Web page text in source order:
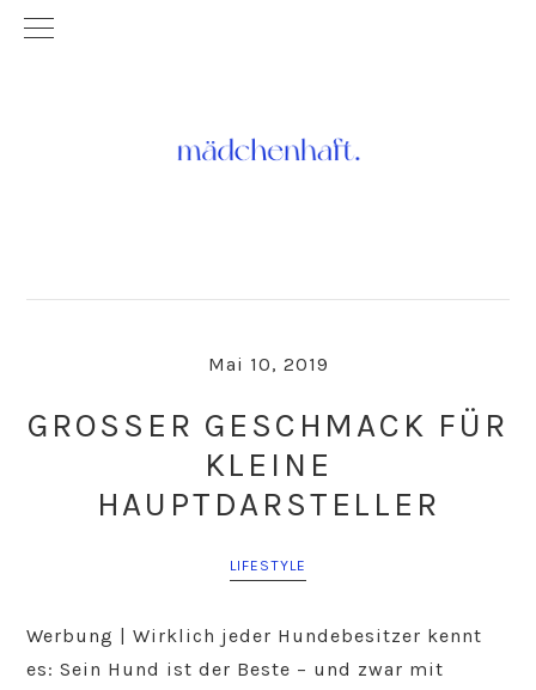
Mai 10, 2019
GROSSER GESCHMACK FÜR K
LEINE H
AUPTDARSTELLER
LIFESTYLE
Werbung | Wirklich jeder Hundebesitzer kennt
es: Sein Hund ist der Beste – und zwar mit